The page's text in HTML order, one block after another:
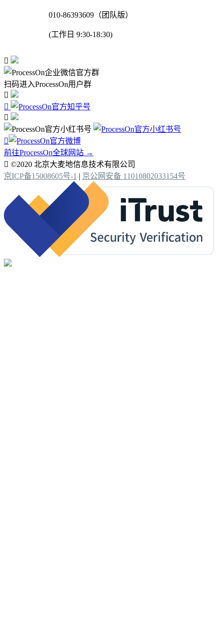
010-86393609（团队版）
(工作日 9:30-18:30)

扫码进入ProcessOn用户群




前往ProcessOn全球网站 →
 ©2020 北京大麦地信息技术有限公司
京ICP备15008605号-1 | 京公网安备 11010802033154号